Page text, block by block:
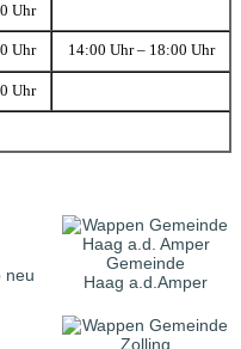
Uhr
Uhr 14:00 Uhr – 18:00 Uhr
Uhr
Gemeinde
Haag a.d.Amper